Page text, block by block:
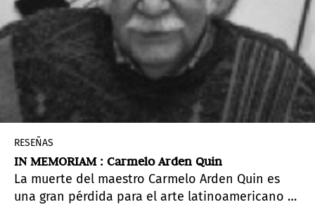
RESEÑAS
IN MEMORIAM : Carmelo Arden Quin
La muerte del maestro Carmelo Arden Quin es
una gran pérdida para el arte latinoamericano y